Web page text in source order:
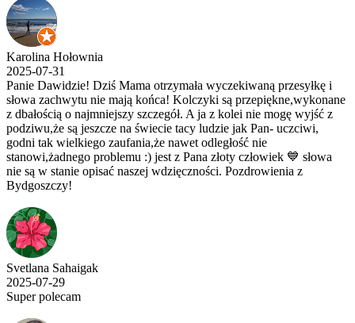
Karolina Hołownia
2025-07-31
Panie Dawidzie! Dziś Mama otrzymała wyczekiwaną przesyłkę i
słowa zachwytu nie mają końca! Kolczyki są przepiękne,wykonane
z dbałością o najmniejszy szczegół. A ja z kolei nie mogę wyjść z
podziwu,że są jeszcze na świecie tacy ludzie jak Pan- uczciwi,
godni tak wielkiego zaufania,że nawet odległość nie
stanowi,żadnego problemu :) jest z Pana złoty człowiek 💙 słowa
nie są w stanie opisać naszej wdzięczności. Pozdrowienia z
Bydgoszczy!
Svetlana Sahaigak
2025-07-29
Super polecam